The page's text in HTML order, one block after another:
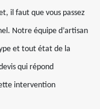
il faut que vous passez
Notre équipe d’artisan
et tout état de la
qui répond
intervention